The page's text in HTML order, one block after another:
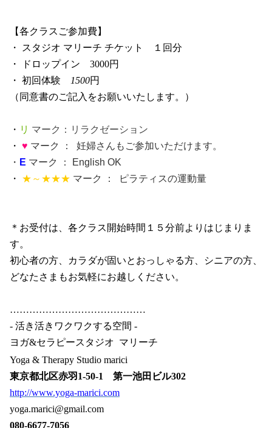
【各クラスご参加費】
・ スタジオ マリーチ チケット １回分
・ ドロップイン 3000円
・ 初回体験
1500円
（同意書のご記入をお願いいたします。）
・ リ マーク：リラクゼーション
・ ♥ マーク ： 妊婦さんもご参加いただけます。
・ E マーク ： English OK
・ ★～★★★ マーク ： ピラティスの運動量
＊お受付は、各クラス開始時間１５分前よりはじまりま
す。
初心者の方、カラダが固いとおっしゃる方、シニアの方、
どなたさまもお気軽にお越しください。
……………………………………
- 活き活きワクワクする空間 -
ヨガ&セラピースタジオ マリーチ
Yoga & Therapy Studio marici
東京都北区赤羽 1-50-1 第一池田ビル302
http://www.yoga-marici.com
yoga.marici@gmail.com
080-6677-7056